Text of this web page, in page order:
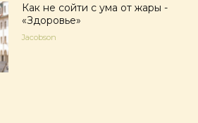
Как не сойти с ума от жары -
«Здоровье»
Jacobson